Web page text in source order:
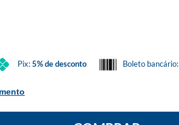
Pix:5% de desconto Boleto bancário: